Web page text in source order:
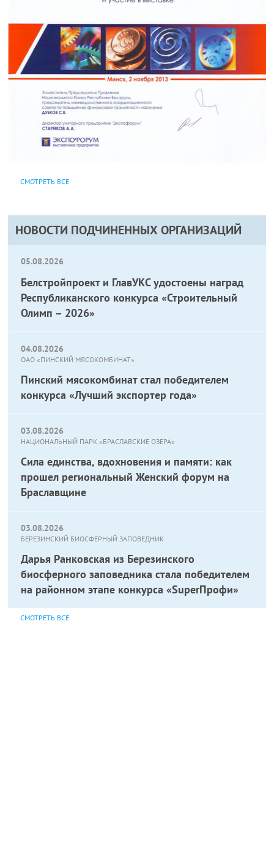
НОВОСТИ ПОДЧИНЕННЫХ ОРГАНИЗАЦИЙ
05.08.2026
Белстройпроект и ГлавУКС удостоены наград
Республиканского конкурса «Строительный
Олимп – 2026»
04.08.2026
ОАО «ПИНСКИЙ МЯСОКОМБИНАТ»
Пинский мясокомбинат стал победителем
конкурса «Лучший экспортер года»
03.08.2026
НАЦИОНАЛЬНЫЙ ПАРК «БРАСЛАВСКИЕ ОЗЕРА»
Сила единства, вдохновения и памяти: как
прошел региональный Женский форум на
Браславщине
03.08.2026
БЕРЕЗИНСКИЙ БИОСФЕРНЫЙ ЗАПОВЕДНИК
Дарья Ранковская из Березинского
биосферного заповедника стала победителем
на районном этапе конкурса «SuperПрофи»
СМОТРЕТЬ ВСЕ
СМОТРЕТЬ ВСЕ